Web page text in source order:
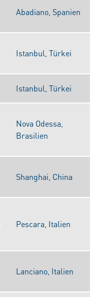
Abadiano, Spanien
Istanbul, Türkei
Istanbul, Türkei
Nova Odessa,
Brasilien
Shanghai, China
Pescara, Italien
Lanciano, Italien